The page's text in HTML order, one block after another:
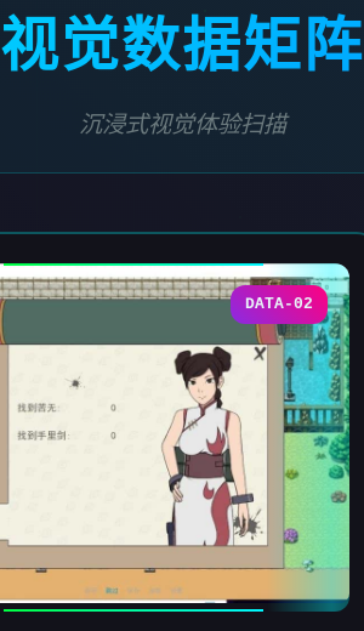
视觉数据矩阵
沉浸式视觉体验扫描
DATA-02